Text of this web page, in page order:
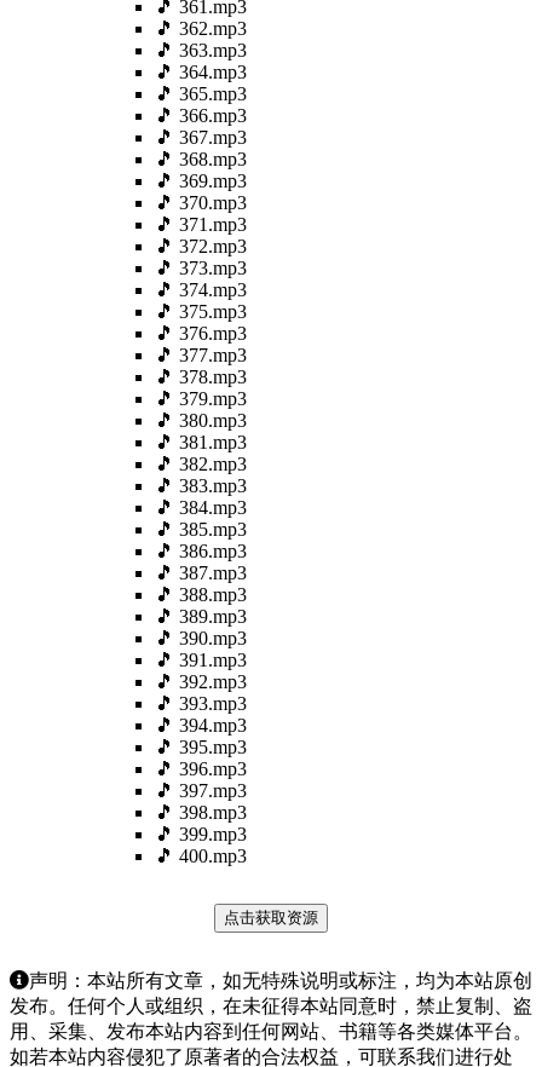
🎵 361.mp3
🎵 362.mp3
🎵 363.mp3
🎵 364.mp3
🎵 365.mp3
🎵 366.mp3
🎵 367.mp3
🎵 368.mp3
🎵 369.mp3
🎵 370.mp3
🎵 371.mp3
🎵 372.mp3
🎵 373.mp3
🎵 374.mp3
🎵 375.mp3
🎵 376.mp3
🎵 377.mp3
🎵 378.mp3
🎵 379.mp3
🎵 380.mp3
🎵 381.mp3
🎵 382.mp3
🎵 383.mp3
🎵 384.mp3
🎵 385.mp3
🎵 386.mp3
🎵 387.mp3
🎵 388.mp3
🎵 389.mp3
🎵 390.mp3
🎵 391.mp3
🎵 392.mp3
🎵 393.mp3
🎵 394.mp3
🎵 395.mp3
🎵 396.mp3
🎵 397.mp3
🎵 398.mp3
🎵 399.mp3
🎵 400.mp3
点击获取资源
声明：本站所有文章，如无特殊说明或标注，均为本站原创
发布。任何个人或组织，在未征得本站同意时，禁止复制、盗
用、采集、发布本站内容到任何网站、书籍等各类媒体平台。
如若本站内容侵犯了原著者的合法权益，可联系我们进行处